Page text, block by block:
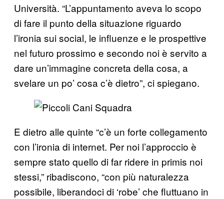
Università. “L’appuntamento aveva lo scopo
di fare il punto della situazione riguardo
l’ironia sui social, le influenze e le prospettive
nel futuro prossimo e secondo noi è servito a
dare un’immagine concreta della cosa, a
svelare un po’ cosa c’è dietro”, ci spiegano.
E dietro alle quinte “c’è un forte collegamento
con l’ironia di internet. Per noi l’approccio è
sempre stato quello di far ridere in primis noi
stessi,” ribadiscono, “con più naturalezza
possibile, liberandoci di ‘robe’ che fluttuano in